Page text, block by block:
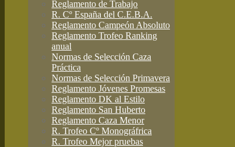
Reglamento de Trabajo
R. Cº España del C.E.B.A.
Reglamento Campeón Absoluto
Reglamento Trofeo Ranking
anual
Normas de Selección Caza
Práctica
Normas de Selección Primavera
Reglamento Jóvenes Promesas
Reglamento DK al Estilo
Reglamento San Huberto
Reglamento Caza Menor
R. Trofeo Cº Monográfrica
R. Trofeo Mejor pruebas